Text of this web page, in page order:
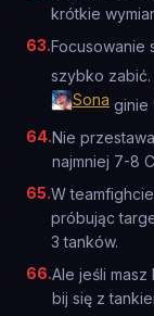
krótkie
63.Focusowanie
szybko zabić.
Sona ginie
64.Nie
najmniej 7-8
65.W
próbując
3 tanków.
66.Ale jeśli
bij się z